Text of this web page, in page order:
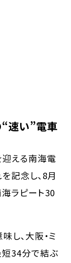
速い”電車
える南海電
記念し、8月
ラピート30
し、大阪・ミ
短34分で結ぶ